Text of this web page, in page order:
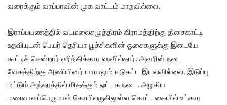
வரைக்கும் வாப்பாவின் முக வாட்டம் மாறவில்லை.
இராப்பயணத்தில் வடமலைசமுத்திரம் கிராமத்திற்கு திசைகாட்டி
உதவியுடன் பெயர் தெரியா பூச்சிகளின் ஓசைகளுக்கு இடையே
கூட்டிச் சென்றார் ஹிந்திக்கார ஹவில்தார். அவரின் நடை
வேகத்திற்கு அணியினர் யாராலும் ஈடுகட்ட இயலவில்லை. இடுப்பு
மட்டும் அந்தரத்தில் மிதக்கும் ஒட்டக நடை. அழகிய
மணவாளப்பெருமாள் கோயிலருகிலுள்ள கொட்டகையில் உட்கார